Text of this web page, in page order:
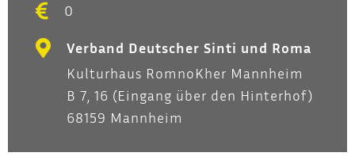
0
Verband Deutscher Sinti und Roma
Kulturhaus RomnoKher Mannheim
B 7, 16 (Eingang über den Hinterhof)
68159 Mannheim